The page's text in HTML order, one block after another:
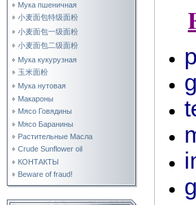
Мука пшеничная
小麦面包特级面粉
小麦面包一级面粉
小麦面包二级面粉
Мука кукурузная
玉米面粉
Мука нутовая
Макароны
Мясо Говядины
Мясо Баранины
Растительные Масла
Crude Sunflower oil
КОНТАКТЫ
Beware of fraud!